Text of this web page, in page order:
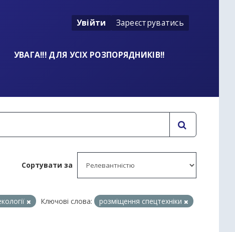
Увійти Зареєструватись
УВАГА!!! ДЛЯ УСІХ РОЗПОРЯДНИКІВ!!
Сортувати за
Ключові слова:
розміщення спецтехніки